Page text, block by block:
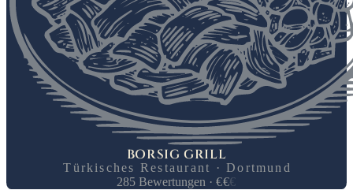
BORSIG GRILL
Türkisches Restaurant · Dortmund
285 Bewertungen ·€€€